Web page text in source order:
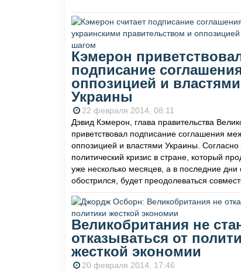
Кэмерон
подписание
оппозицией и властями
Украины
22 февраля 2014, 08:11
Дэвид Кэмерон, глава правительства
приветствовал подписание соглашения
оппозицией и властями Украины. Согласно
политический кризис в стране, который
уже несколько месяцев, а в последние дни
обострился, будет преодолеваться
Великобритания не
отказываться от
жесткой экономии
20 февраля 2014, 17:46